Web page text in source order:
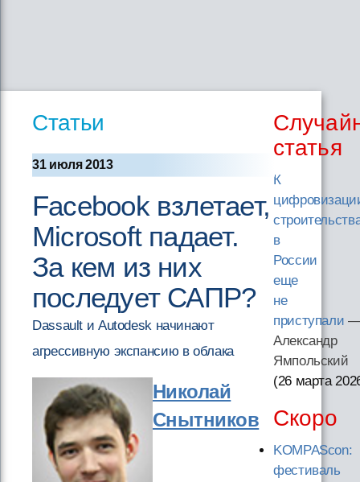
Статьи
31 июля 2013
Facebook взлетает,
Microsoft падает.
За кем из них
последует САПР?
Dassault и Autodesk начинают
агрессивную экспансию в облака
Николай
Снытников
статья
К
в
России
еще
не
приступали
Александр
Ямпольский
(26 марта
Скоро
KOMPAScon:
фестиваль